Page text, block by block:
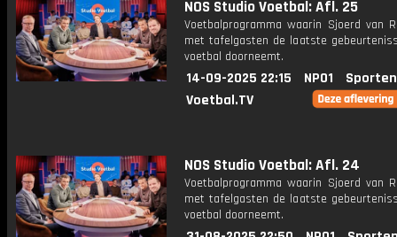
NOS Studio Voetbal: Afl. 25
Voetbalprogramma waarin Sjoerd van
met tafelgasten de laatste
voetbal doorneemt.
14-09-2025 22:15 NPO1
Voetbal.TV
NOS Studio Voetbal: Afl. 24
Voetbalprogramma waarin Sjoerd van
met tafelgasten de laatste
voetbal doorneemt.